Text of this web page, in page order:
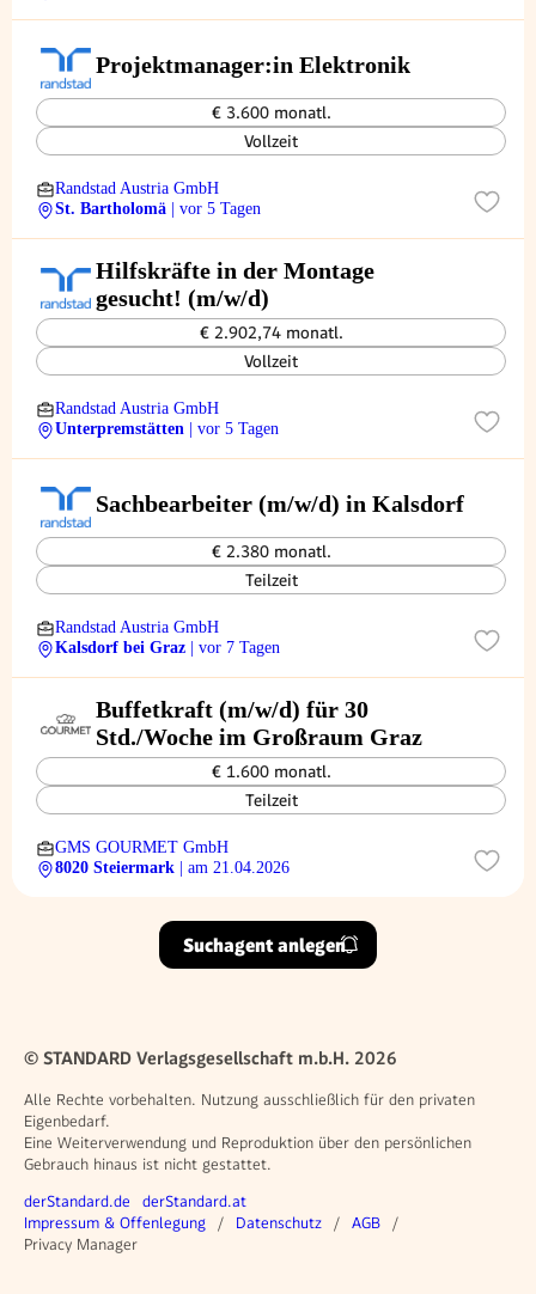
Projektmanager:in Elektronik
€ 3.600 monatl.
Vollzeit
Randstad Austria GmbH
St. Bartholomä
| vor 5 Tagen
Hilfskräfte in der Montage
gesucht! (m/w/d)
€ 2.902,74 monatl.
Vollzeit
Randstad Austria GmbH
Unterpremstätten
| vor 5 Tagen
Sachbearbeiter (m/w/d) in Kalsdorf
€ 2.380 monatl.
Teilzeit
Randstad Austria GmbH
Kalsdorf bei Graz
| vor 7 Tagen
Buffetkraft (m/w/d) für 30
Std./Woche im Großraum Graz
€ 1.600 monatl.
Teilzeit
GMS GOURMET GmbH
8020 Steiermark
| am 21.04.2026
Suchagent anlegen
© STANDARD Verlagsgesellschaft m.b.H. 2026
Alle Rechte vorbehalten. Nutzung ausschließlich für den privaten
Eigenbedarf.
Eine Weiterverwendung und Reproduktion über den persönlichen
Gebrauch hinaus ist nicht gestattet.
Weitere Angebote
derStandard.de derStandard.at
Rechtliches
Impressum & Offenlegung Datenschutz
AGB
Privacy Manager